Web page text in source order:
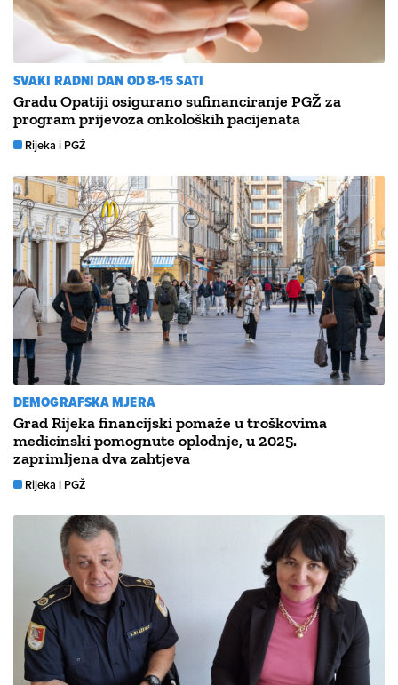
SVAKI RADNI DAN OD 8-15 SATI
Gradu Opatiji osigurano sufinanciranje PGŽ za
program prijevoza onkoloških pacijenata
Rijeka i PGŽ
DEMOGRAFSKA MJERA
Grad Rijeka financijski pomaže u troškovima
medicinski pomognute oplodnje, u 2025.
zaprimljena dva zahtjeva
Rijeka i PGŽ